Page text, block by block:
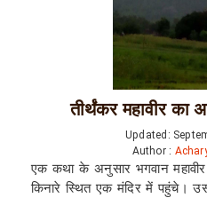
तीर्थंकर महावीर का
Updated:
Author :
एक कथा के अनुसार भगवान
किनारे स्थित एक मंदिर में पहुंचे।